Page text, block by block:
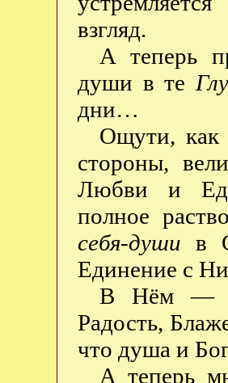
взгляд.
А теперь
души в те
дни…
Ощути, как
стороны,
Любви и
полное
себя-души в
Единение с
В Нём —
Радость,
что душа и
А теперь